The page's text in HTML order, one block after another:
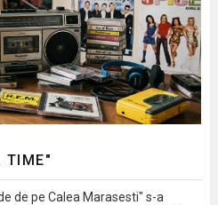
TIME"
de pe Calea Marasesti" s-a